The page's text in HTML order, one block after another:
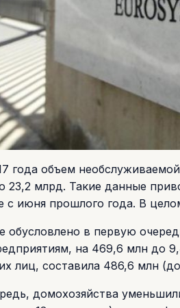
года объем
23,2 млрд. Такие данные
с июня прошлого года. В
обусловлено в первую
на 469,6 млн до
лиц, составила 486,6 млн
домохозяйства